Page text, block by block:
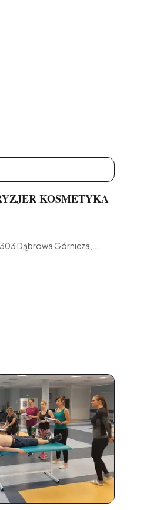
KOSMETYKA
Dąbrowa Górnicza,